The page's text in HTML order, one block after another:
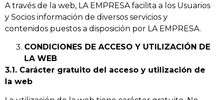
A través de la web, LA EMPRESA facilita a los Usuarios
y Socios información de diversos servicios y
contenidos puestos a disposición por LA EMPRESA.
CONDICIONES DE ACCESO Y UTILIZACIÓN DE
LA WEB
3.1. Carácter gratuito del acceso y utilización de
la web